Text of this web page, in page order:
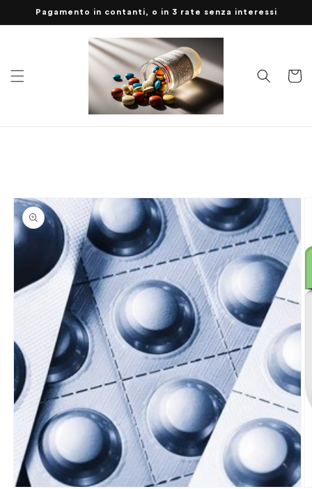
direttamente
ai contenuti
Pagamento in contanti, o in 3 rate senza interessi
informazioni
sul
prodotto